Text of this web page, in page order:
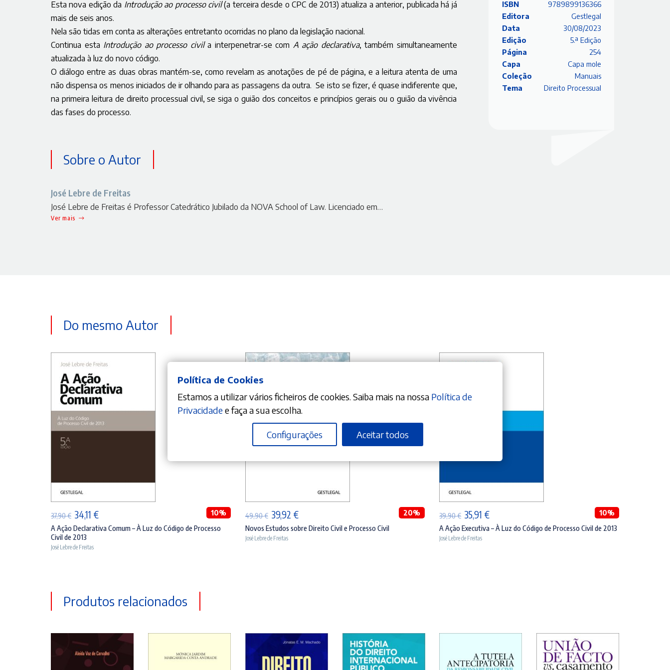
Esta nova edição da Introdução ao processo civil(a terceira desde o CPC de 2013) atualiza a anterior, publicada há já
mais de seis anos.
Nela são tidas em conta as alterações entretanto ocorridas no plano da legislação nacional.
Continua esta Introdução ao processo civila interpenetrar-se com A ação declarativa, também simultaneamente
atualizada à luz do novo código.
O diálogo entre as duas obras mantém-se, como revelam as anotações de pé de página, e a leitura atenta de uma
não dispensa os menos iniciados de ir olhando para as passagens da outra. Se isto se fizer, é quase indiferente que,
na primeira leitura de direito processual civil, se siga o guião dos conceitos e princípios gerais ou o guião da vivência
das fases do processo.
Sobre o Autor
José Lebre de Freitas
José Lebre de Freitas é Professor Catedrático Jubilado da NOVA School of Law. Licenciado em…
Ver mais
ISBN
9789899136366
Editora
Gestlegal
Data
30/08/2023
Edição
5.ª Edição
Página
254
Capa
Capa mole
Coleção
Manuais
Tema
Direito Processual
Do mesmo Autor
37,90€ O
preço
original
34,11 €O
preço
10%
A Ação Declarativa Comum – À Luz do Código de Processo
Civil de 2013
José Lebre de Freitas
49,90€ O
preço
original
39,92 €O
preço
20%
Novos Estudos sobre Direito Civil e Processo Civil
José Lebre de Freitas
39,90€ O
preço
original
35,91 €O
preço
10%
A Ação Executiva – À Luz do Código de Processo Civil de 2013
José Lebre de Freitas
Produtos relacionados
Política de Cookies
Estamos a utilizar vários ficheiros de cookies. Saiba mais na nossa Política de
Privacidadee faça a sua escolha.
Configurações Aceitar todos